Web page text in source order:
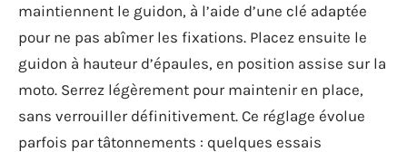
maintiennent le guidon, à l’aide d’une clé adaptée
pour ne pas abîmer les fixations. Placez ensuite le
guidon à hauteur d’épaules, en position assise sur la
moto. Serrez légèrement pour maintenir en place,
sans verrouiller définitivement. Ce réglage évolue
parfois par tâtonnements : quelques essais